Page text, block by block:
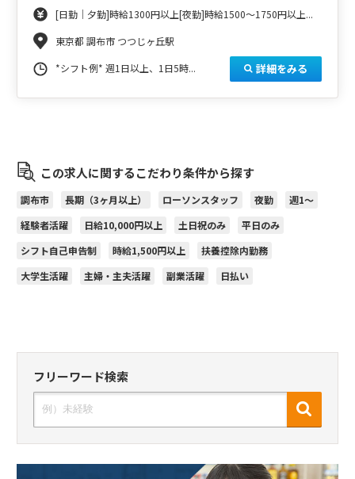
[日勤｜夕勤]時給1300円以上[夜勤]時給1500～1750円以上...
東京都 調布市 つつじヶ丘駅
*シフト例* 週1日以上、1日5時... 詳細をみる
この求人に関するこだわり条件から探す
調布市 長期（3ヶ月以上） ローソンスタッフ 夜勤
週1～
経験者活躍
日給10,000円以上 土日祝のみ
平日のみ
シフト自己申告制
時給1,500円以上
扶養控除内勤務
大学生活躍
主婦・主夫活躍 副業活躍 日払い
フリーワード検索